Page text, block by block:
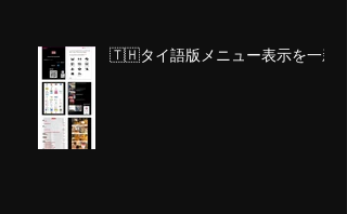
🇹🇭タイ語版メニュー表示を一新